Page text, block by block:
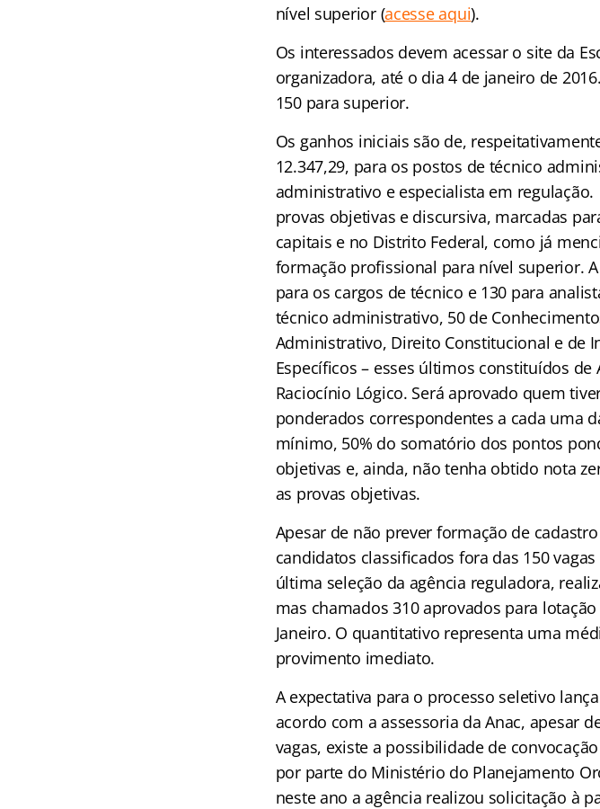
nível superior (acesse aqui).
Os interessados devem acessar o site da
organizadora, até o dia 4 de janeiro de
150 para superior.
Os ganhos iniciais são de,
12.347,29, para os postos de técnico
administrativo e especialista em regulação.
provas objetivas e discursiva, marcadas
capitais e no Distrito Federal, como já
formação profissional para nível superior.
para os cargos de técnico e 130 para
técnico administrativo, 50 de
Administrativo, Direito Constitucional e de
Específicos – esses últimos constituídos
Raciocínio Lógico. Será aprovado quem
ponderados correspondentes a cada uma
mínimo, 50% do somatório dos pontos
objetivas e, ainda, não tenha obtido nota
as provas objetivas.
Apesar de não prever formação de
candidatos classificados fora das 150
última seleção da agência reguladora,
mas chamados 310 aprovados para
Janeiro. O quantitativo representa uma
provimento imediato.
A expectativa para o processo seletivo
acordo com a assessoria da Anac, apesar
vagas, existe a possibilidade de
por parte do Ministério do Planejamento
neste ano a agência realizou solicitação à